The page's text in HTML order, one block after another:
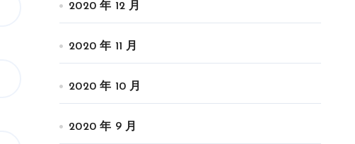
2020 年 12 月
2020 年 11 月
2020 年 10 月
2020 年 9 月